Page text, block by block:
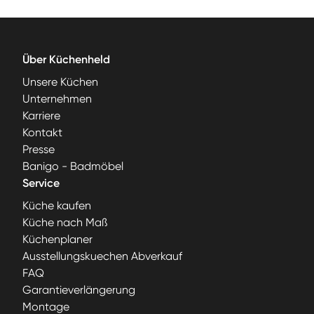
Über Küchenheld
Unsere Küchen
Unternehmen
Karriere
Kontakt
Presse
Banigo - Badmöbel
Service
Küche kaufen
Küche nach Maß
Küchenplaner
Ausstellungskuechen Abverkauf
FAQ
Garantieverlängerung
Montage